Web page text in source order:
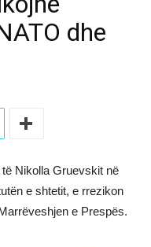
dhe
Nikolla Gruevskit në
e shtetit, e rrezikon
e Prespës.